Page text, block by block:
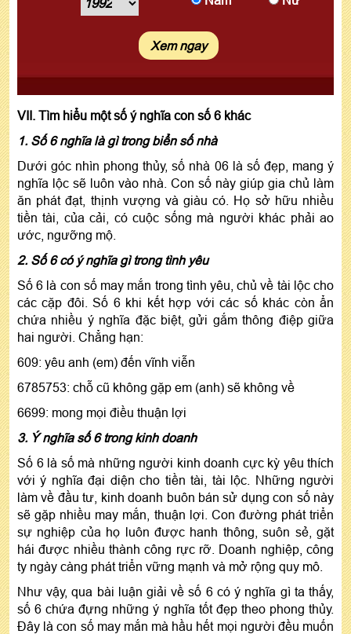
Xem ngay
VII. Tìm hiểu một số ý nghĩa con số 6 khác
1. Số 6 nghĩa là gì trong biển số nhà
Dưới góc nhìn phong thủy, số nhà 06 là số đẹp, mang ý
nghĩa lộc sẽ luôn vào nhà. Con số này giúp gia chủ làm
ăn phát đạt, thịnh vượng và giàu có. Họ sở hữu nhiều
tiền tài, của cải, có cuộc sống mà người khác phải ao
ước, ngưỡng mộ.
2. Số 6 có ý nghĩa gì trong tình yêu
Số 6 là con số may mắn trong tình yêu, chủ về tài lộc cho
các cặp đôi. Số 6 khi kết hợp với các số khác còn ẩn
chứa nhiều ý nghĩa đặc biệt, gửi gắm thông điệp giữa
hai người. Chẳng hạn:
609: yêu anh (em) đến vĩnh viễn
6785753: chỗ cũ không gặp em (anh) sẽ không về
6699: mong mọi điều thuận lợi
3. Ý nghĩa số 6 trong kinh doanh
Số 6 là số mà những người kinh doanh cực kỳ yêu thích
với ý nghĩa đại diện cho tiền tài, tài lộc. Những người
làm về đầu tư, kinh doanh buôn bán sử dụng con số này
sẽ gặp nhiều may mắn, thuận lợi. Con đường phát triển
sự nghiệp của họ luôn được hanh thông, suôn sẻ, gặt
hái được nhiều thành công rực rỡ. Doanh nghiệp, công
ty ngày càng phát triển vững mạnh và mở rộng quy mô.
Như vậy, qua bài luận giải về số 6 có ý nghĩa gì ta thấy,
số 6 chứa đựng những ý nghĩa tốt đẹp theo phong thủy.
Đây là con số may mắn mà hầu hết mọi người đều muốn